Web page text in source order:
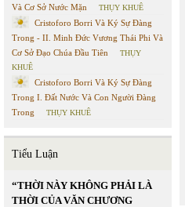
Và Cơ Sở Nước Mặn
THỤY KHUÊ
Cristoforo Borri Và Ký Sự Đàng
Trong - II. Minh Đức Vương Thái Phi Và
Cơ Sở Đạo Chúa Đầu Tiên
THỤY
KHUÊ
Cristoforo Borri Và Ký Sự Đàng
Trong I. Đất Nước Và Con Người Đàng
Trong
THỤY KHUÊ
Tiểu Luận
“THỜI NÀY KHÔNG PHẢI LÀ
THỜI CỦA VĂN CHƯƠNG